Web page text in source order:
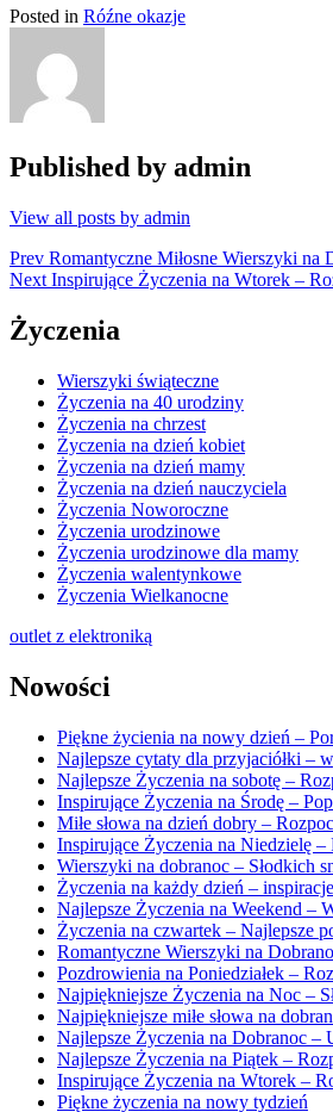
Posted in Róźne okazje
Published by admin
View all posts by admin
Nawigacja
wpisu
Prev Romantyczne Miłosne Wierszyki na
Next Inspirujące Życzenia na Wtorek –
Życzenia
Wierszyki świąteczne
Życzenia na 40 urodziny
Życzenia na chrzest
Życzenia na dzień kobiet
Życzenia na dzień mamy
Życzenia na dzień nauczyciela
Życzenia Noworoczne
Życzenia urodzinowe
Życzenia urodzinowe dla mamy
Życzenia walentynkowe
Życzenia Wielkanocne
outlet z elektroniką
Nowości
Piękne życienia na nowy dzień –
Najlepsze cytaty dla przyjaciółki –
Najlepsze Życzenia na sobotę –
Inspirujące Życzenia na Środę –
Miłe słowa na dzień dobry –
Inspirujące Życzenia na Niedzielę –
Wierszyki na dobranoc – Słodkich
Życzenia na każdy dzień –
Najlepsze Życzenia na Weekend –
Życzenia na czwartek – Najlepsze
Romantyczne Wierszyki na
Pozdrowienia na Poniedziałek –
Najpiękniejsze Życzenia na Noc –
Najpiękniejsze miłe słowa na
Najlepsze Życzenia na Dobranoc –
Najlepsze Życzenia na Piątek –
Inspirujące Życzenia na Wtorek –
Piękne życzenia na nowy tydzień